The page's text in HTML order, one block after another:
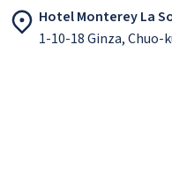
Hotel Monterey La
1-10-18 Ginza, Chuo-